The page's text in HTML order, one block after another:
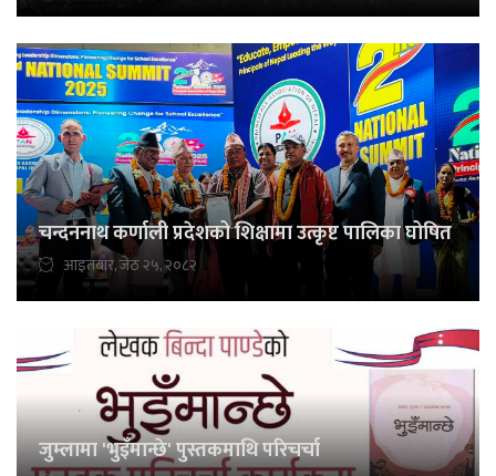
चन्दननाथ कर्णाली प्रदेशको शिक्षामा उत्कृष्ट पालिका घोषित
आइतबार, जेठ २५, २०८२
जुम्लामा 'भुइँमान्छे' पुस्तकमाथि परिचर्चा